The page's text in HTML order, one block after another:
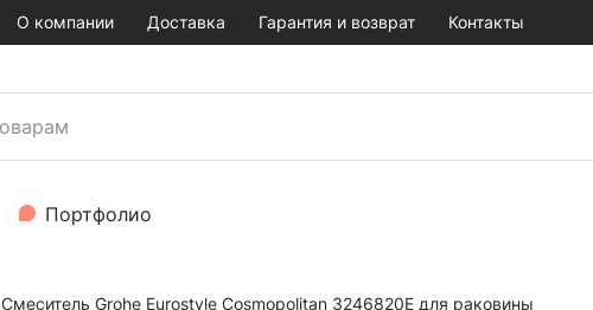
О компании Доставка Гарантия и возврат Контакты
Портфолио
Смеситель Grohe Eurostyle Cosmopolitan 3246820E для раковины